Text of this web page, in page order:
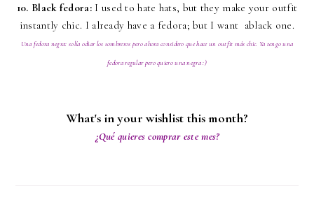
10. Black fedora: I used to hate hats, but they make your outfit
instantly chic. I already have a fedora; but I want ablack one.
Una fedora negra: solía odiar los sombreros pero ahora considero que hace un outfit más chic. Ya tengo una
fedora regular pero quiero una negra :)
What's in your wishlist this month?
¿Qué quieres comprar este mes?